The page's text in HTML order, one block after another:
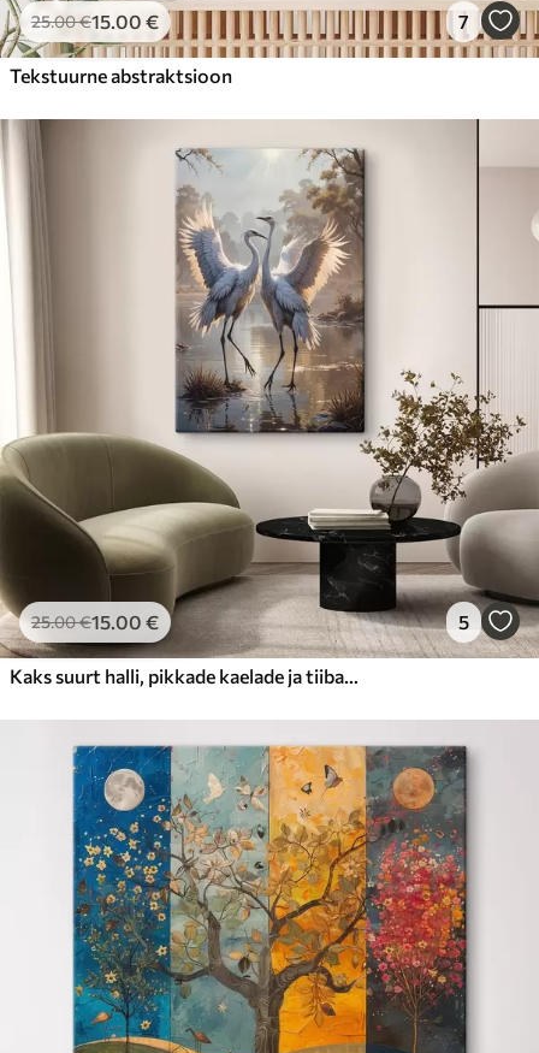
25.00€15.00 € 7
Tekstuurne abstraktsioon
25.00€15.00 € 5
Kaks suurt halli, pikkade kaelade ja tiibadega kraanat, mis seisavad puudest ümbritsetud udujärves